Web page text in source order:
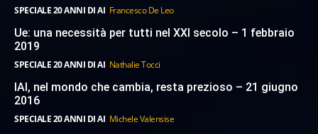
SPECIALE 20 ANNI DI AI Francesco De Leo
Ue: una necessità per tutti nel XXI secolo – 1 febbraio
2019
SPECIALE 20 ANNI DI AI Nathalie Tocci
IAI, nel mondo che cambia, resta prezioso – 21 giugno
2016
SPECIALE 20 ANNI DI AI Michele Valensise